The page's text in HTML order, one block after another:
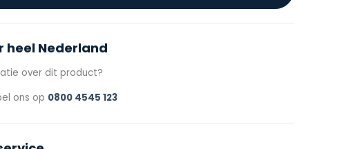
heel Nederland
over dit product?
ons op 0800 4545 123